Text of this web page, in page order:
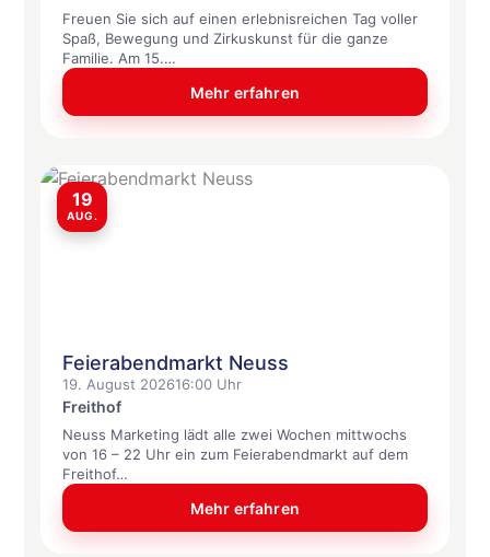
Freuen Sie sich auf einen erlebnisreichen Tag voller
Spaß, Bewegung und Zirkuskunst für die ganze
Familie. Am 15.…
Mehr erfahren
19
AUG.
Feierabendmarkt Neuss
19. August 202616:00 Uhr
Freithof
Neuss Marketing lädt alle zwei Wochen mittwochs
von 16 – 22 Uhr ein zum Feierabendmarkt auf dem
Freithof…
Mehr erfahren